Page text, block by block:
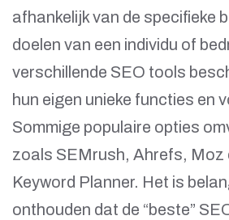
afhankelijk van de specifieke
doelen van een individu of
verschillende SEO tools
hun eigen unieke functies en
Sommige populaire opties
zoals SEMrush, Ahrefs, Moz
Keyword Planner. Het is
onthouden dat de “beste”